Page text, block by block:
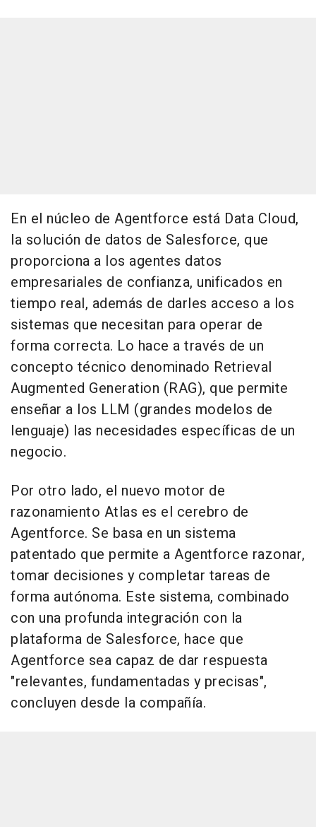
En el núcleo de Agentforce está Data Cloud,
la solución de datos de Salesforce, que
proporciona a los agentes datos
empresariales de confianza, unificados en
tiempo real, además de darles acceso a los
sistemas que necesitan para operar de
forma correcta. Lo hace a través de un
concepto técnico denominado Retrieval
Augmented Generation (RAG), que permite
enseñar a los LLM (grandes modelos de
lenguaje) las necesidades específicas de un
negocio.
Por otro lado, el nuevo motor de
razonamiento Atlas es el cerebro de
Agentforce. Se basa en un sistema
patentado que permite a Agentforce razonar,
tomar decisiones y completar tareas de
forma autónoma. Este sistema, combinado
con una profunda integración con la
plataforma de Salesforce, hace que
Agentforce sea capaz de dar respuesta
"relevantes, fundamentadas y precisas",
concluyen desde la compañía.